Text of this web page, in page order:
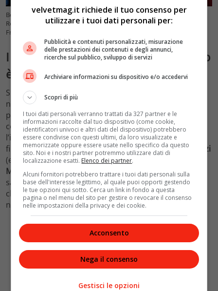
Beatrice Luzzi, Grecia Colmenares, Massimiliano Varrese, Ciro Petrone,
Rosy Chin e Anita Olivieri nominati nella nuova puntata del “Grande
Fratello 2023” – VelvetMag
I nominati: per la prima volta nessuno
è immune
Si è poi passati al momento tanto atteso delle
nomination, dopo l’eliminazione di Jill Cooper. Per la
prima volta dall’inizio del reality nessuno dei
concorrenti delGrande Fratello 2023ha ricevuto
l’immunità:tutti sono stati nominabili. Al televoto sono
finiti6gieffini, ovveroGrecia Colmenares,Beatrice Luzzi
(entrambe habitué), Anita Olivieri,Rosy Chin
MassimilianoeCiro Petrone. La prossima puntata non
sarà eliminatoria: il pubblico sarà chiamato a scegliere
chi salvare. I due più votati otterranno l’immunità dalle
nomination.
velvetmag.it richiede il tuo consenso per
utilizzare i tuoi dati personali per:
Pubblicità e contenuti personalizzati, misurazione
delle prestazioni dei contenuti e degli annunci,
ricerche sul pubblico, sviluppo di servizi
Archiviare informazioni su dispositivo e/o accedervi
Scopri di più
I tuoi dati personali verranno trattati da 327 partner e le
informazioni raccolte dal tuo dispositivo (come cookie,
identificatori univoci e altri dati del dispositivo) potrebbero
essere condivise con questi ultimi, da loro visualizzate e
memorizzate oppure essere usate nello specifico da questo
sito. Noi e i nostri partner potremmo utilizzare dati di
localizzazione esatti. Elenco dei partner.
Alcuni fornitori potrebbero trattare i tuoi dati personali sulla
base dell'interesse legittimo, al quale puoi opporti gestendo
le tue opzioni qui sotto. Cerca un link in fondo a questa
pagina o nel menu del sito per gestire o revocare il consenso
nelle impostazioni della privacy e dei cookie.
Acconsento
Nega il consenso
Gestisci le opzioni